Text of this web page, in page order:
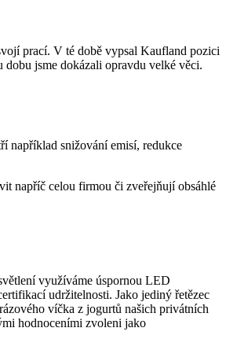
prací. V té době vypsal Kaufland pozici
dobu jsme dokázali opravdu velké věci.
například snižování emisí, redukce
napříč celou firmou či zveřejňují obsáhlé
využíváme úspornou LED
udržitelnosti. Jako jediný řetězec
víčka z jogurtů našich privátních
hodnoceními zvoleni jako